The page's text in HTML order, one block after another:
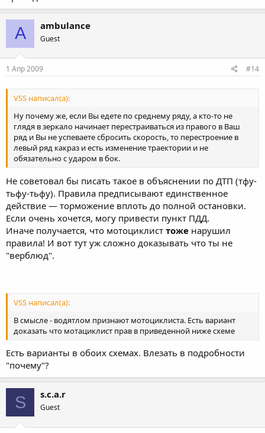
A ambulance
Guest
1 Апр 2009 #14
VSS написал(а):
Ну почему же, если Вы едете по среднему ряду, а кто-то не
глядя в зеркало начинает перестраиваться из правого в Ваш
ряд и Вы не успеваете сбросить скорость, то перестроение в
левый ряд какраз и есть изменение траектории и не
обязательно с ударом в бок.
Не советовал бы писать такое в объяснении по ДТП (тфу-
тьфу-тьфу). Правила предписывают единственное
действие — торможение вплоть до полной остановки.
Если очень хочется, могу привести пункт ПДД.
Иначе получается, что мотоциклист тоже нарушил
правила! И вот тут уж сложно доказывать что ты не
"верблюд".
VSS написал(а):
В смысле - водятлом признают мотоциклиста. Есть вариант
доказать что мотациклист прав в приведенной ниже схеме
Есть варианты в обоих схемах. Влезать в подробности
"почему"?
S s.c.a.r
Guest